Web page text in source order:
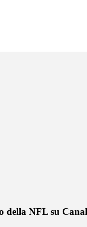
della NFL su